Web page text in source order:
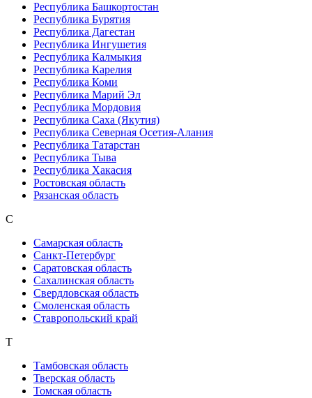
Республика Башкортостан
Республика Бурятия
Республика Дагестан
Республика Ингушетия
Республика Калмыкия
Республика Карелия
Республика Коми
Республика Марий Эл
Республика Мордовия
Республика Саха (Якутия)
Республика Северная Осетия-Алания
Республика Татарстан
Республика Тыва
Республика Хакасия
Ростовская область
Рязанская область
С
Самарская область
Санкт-Петербург
Саратовская область
Сахалинская область
Свердловская область
Смоленская область
Ставропольский край
Т
Тамбовская область
Тверская область
Томская область